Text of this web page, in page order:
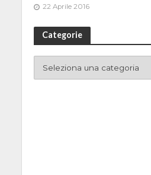
22 Aprile 2016
Categorie